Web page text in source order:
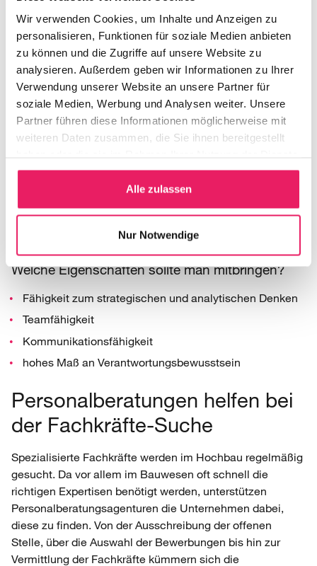
Wir verwenden Cookies, um Inhalte und Anzeigen zu
personalisieren, Funktionen für soziale Medien anbieten
zu können und die Zugriffe auf unsere Website zu
analysieren. Außerdem geben wir Informationen zu Ihrer
Verwendung unserer Website an unsere Partner für
soziale Medien, Werbung und Analysen weiter. Unsere
Partner führen diese Informationen möglicherweise mit
weiteren Daten zusammen, die Sie ihnen bereitgestellt
gesammelt haben.
Alle zulassen
Nur Notwendige
über das Bauvorhaben zu behalten, mitwirkende Bereiche
zu koordinieren und den Fortschritt zu dokumentieren.
Zusätzlich wird dafür gesorgt, die Sicherheit im laufenden
Betrieb zu überprüfen, vorgegebene Bestimmungen
einzuhalten und nachzubessern, wenn nötig.
Ausbildung
Technikerausbildung
Fachhochschule oder Universität
Studium Bautechnik, Bauingenieurwesen oder
Welche Eigenschaften sollte man mitbringen?
Fähigkeit zum strategischen und analytischen Denken
Teamfähigkeit
Kommunikationsfähigkeit
hohes Maß an Verantwortungsbewusstsein
Personalberatungen helfen bei
der Fachkräfte-Suche
Spezialisierte Fachkräfte werden im Hochbau regelmäßig
gesucht. Da vor allem im Bauwesen oft schnell die
richtigen Expertisen benötigt werden, unterstützen
Personalberatungsagenturen die Unternehmen dabei,
diese zu finden. Von der Ausschreibung der offenen
Stelle, über die Auswahl der Bewerbungen bis hin zur
Vermittlung der Fachkräfte kümmern sich die